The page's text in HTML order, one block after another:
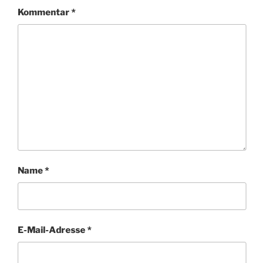
Kommentar*
Name*
E-Mail-Adresse*